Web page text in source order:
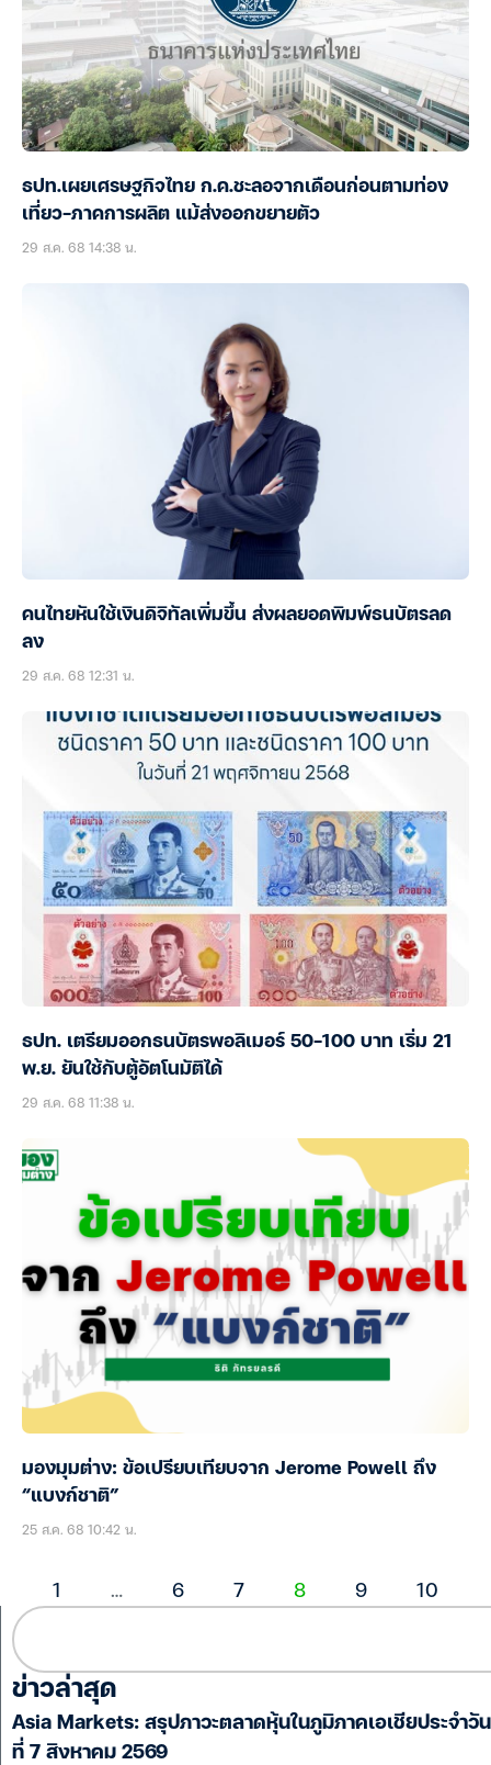
ธปท.เผยเศรษฐกิจไทย ก.ค.ชะลอจากเดือนก่อนตามท่อง
เที่ยว-ภาคการผลิต แม้ส่งออกขยายตัว
29 ส.ค. 68 14:38 น.
คนไทยหันใช้เงินดิจิทัลเพิ่มขึ้น ส่งผลยอดพิมพ์ธนบัตรลด
ลง
29 ส.ค. 68 12:31 น.
ธปท. เตรียมออกธนบัตรพอลิเมอร์ 50-100 บาท เริ่ม 21
พ.ย. ยันใช้กับตู้อัตโนมัติได้
29 ส.ค. 68 11:38 น.
มองมุมต่าง: ข้อเปรียบเทียบจาก Jerome Powell ถึง
“แบงก์ชาติ”
25 ส.ค. 68 10:42 น.
1 … 6 7 8 9 10
ข่าวล่าสุด
Asia Markets: สรุปภาวะตลาดหุ้นในภูมิภาคเอเชียประจำวัน
ที่ 7 สิงหาคม 2569